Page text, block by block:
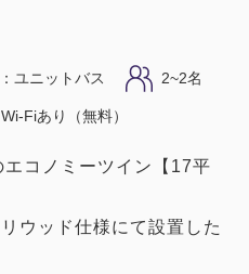
ユニットバス 2~2名
Wi-Fiあり（無料）
コノミーツイン【17平
ウッド仕様にて設置した